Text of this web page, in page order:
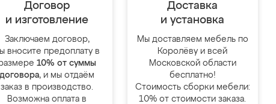
Договор
и изготовление
Заключаем договор,
вносите предоплату в
10% от суммы
договора, и мы отдаём
заказ в производство.
Возможна оплата в
Доставка
и установка
Мы доставляем мебель по
Королёву и всей
Московской области
бесплатно!
Стоимость сборки мебели:
10% от стоимости заказа.